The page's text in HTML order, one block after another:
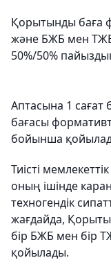
Қорытынды баға
және БЖБ мен
50%/50%
Аптасына 1
бағасы
бойынша
Тиісті
оның ішінде
техногендік
жағдайда,
бір БЖБ мен бір
қойылады.